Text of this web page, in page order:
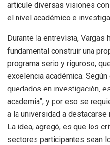
articule diversas visiones
el nivel académico e
Durante la entrevista, Vargas
fundamental construir una
programa serio y riguroso,
excelencia académica. Según
quedados en investigación,
academia”, y por eso se
a la universidad a
La idea, agregó, es que los
sectores participantes sean